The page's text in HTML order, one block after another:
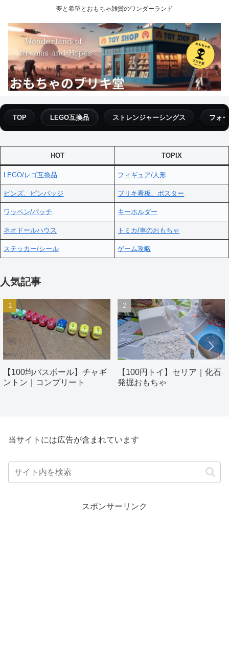
夢と希望とおもちゃ雑貨のワンダーランド
TOP LEGO互換品 ストレンジャーシングス フォ
HOT TOPIX
LEGO/レゴ互換品 フィギュア/人形
ピンズ、ピンバッジ ブリキ看板、ポスター
ワッペン/パッチ キーホルダー
ネオドールハウス トミカ/車のおもちゃ
ステッカー/シール ゲーム攻略
人気記事
【100均バスボール】チャギ
ントン｜コンプリート
【100円トイ】セリア｜化石
発掘おもちゃ
当サイトには広告が含まれています
スポンサーリンク